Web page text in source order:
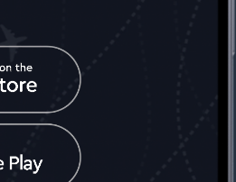
Часто задаваемые
вопросы
Социальные сети